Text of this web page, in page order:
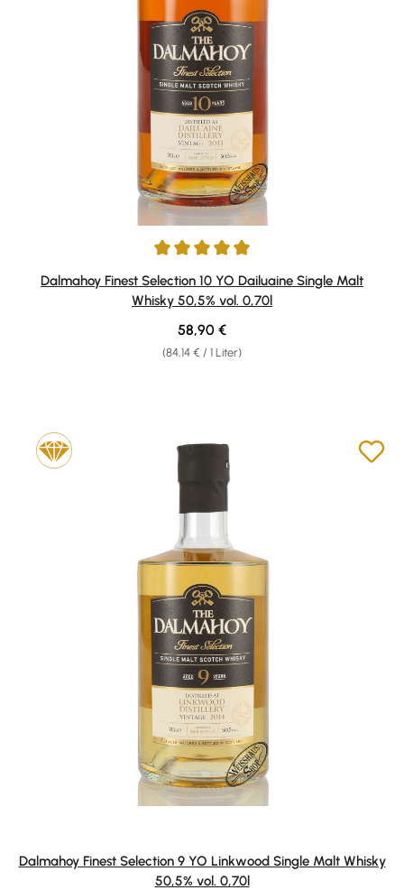
Durchschnittliche Bewertung von 5 von 5 Sternen
Dalmahoy Finest Selection 10 YO Dailuaine Single Malt
Whisky 50,5% vol. 0,70l
(84,14 € / 1 Liter)
Regulärer Preis:
58,90 €
Dalmahoy Finest Selection 9 YO Linkwood Single Malt Whisky
50,5% vol. 0,70l